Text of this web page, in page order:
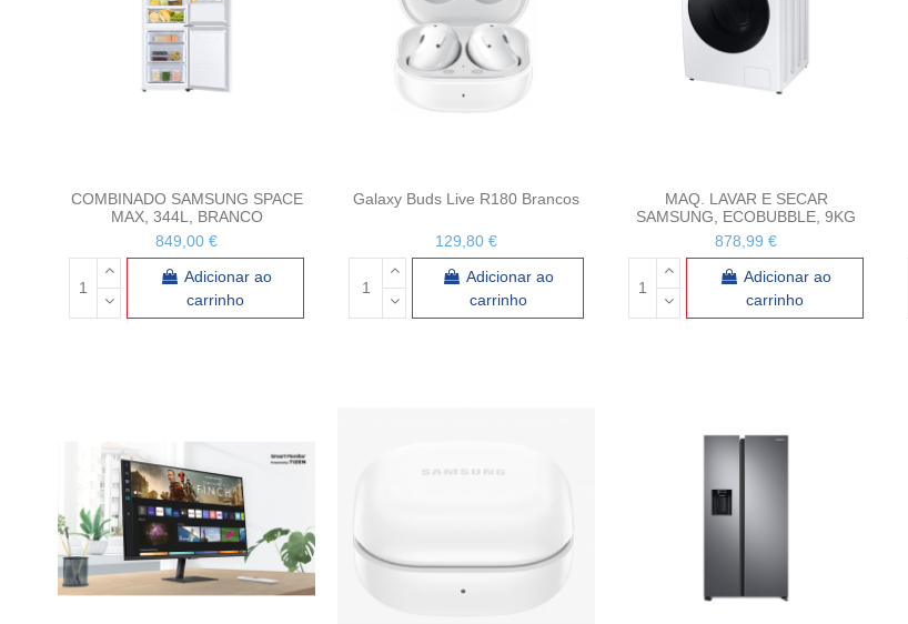
COMBINADO SAMSUNG SPACE
MAX, 344L, BRANCO
849,00 €
Adicionar ao
carrinho
Galaxy Buds Live R180 Brancos
129,80 €
Adicionar ao
carrinho
MAQ. LAVAR E SECAR
SAMSUNG, ECOBUBBLE, 9KG
878,99 €
Adicionar ao
carrinho